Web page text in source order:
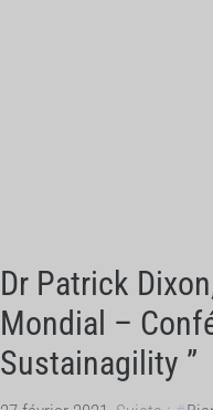
Dr Patrick
Mondial –
Sustainagility ”